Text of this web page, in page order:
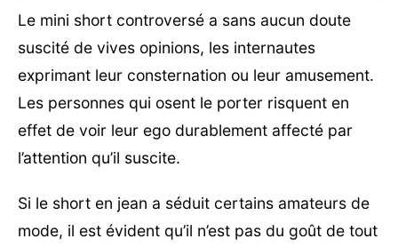
Le mini short controversé a sans aucun doute
suscité de vives opinions, les internautes
exprimant leur consternation ou leur amusement.
Les personnes qui osent le porter risquent en
effet de voir leur ego durablement affecté par
l’attention qu’il suscite.
Si le short en jean a séduit certains amateurs de
mode, il est évident qu’il n’est pas du goût de tout